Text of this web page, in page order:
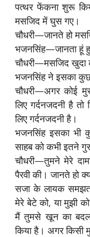
पत्थर फेंकना शुरू
मसजिद में घुस गए।
चौधरी—जानते हो
भजनसिंह—जानता हूं
चौधरी—मसजिद खुदा
भजनसिंह ने इसका कुछ
चौधरी—अगर कोई
लिए गर्दनजदनी है
लिए गर्दनजदनी है।
भजनसिंह इसका भी
साहब को कभी इतने
चौधरी—तुमने मेरे
पैरवी की। जानते हो
सजा के लायक
मेरे बेटे को, या मुझी
मैं तुमसे खून का
किया है। अगर किसी